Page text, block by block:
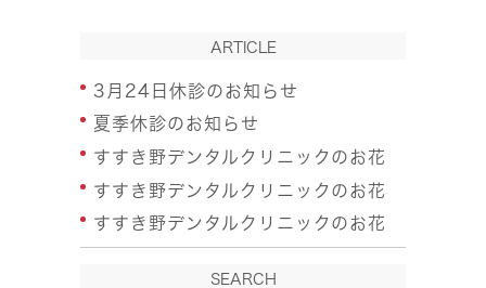
ARTICLE
3月24日休診のお知らせ
夏季休診のお知らせ
すすき野デンタルクリニックのお花
すすき野デンタルクリニックのお花
すすき野デンタルクリニックのお花
SEARCH